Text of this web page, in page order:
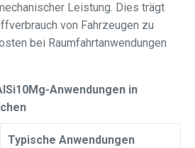
Leistung. Dies trägt
von Fahrzeugen zu
bei Raumfahrtanwendungen
Anwendungen in
Typische Anwendungen